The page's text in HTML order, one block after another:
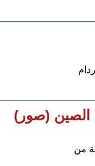
الصين (صور)